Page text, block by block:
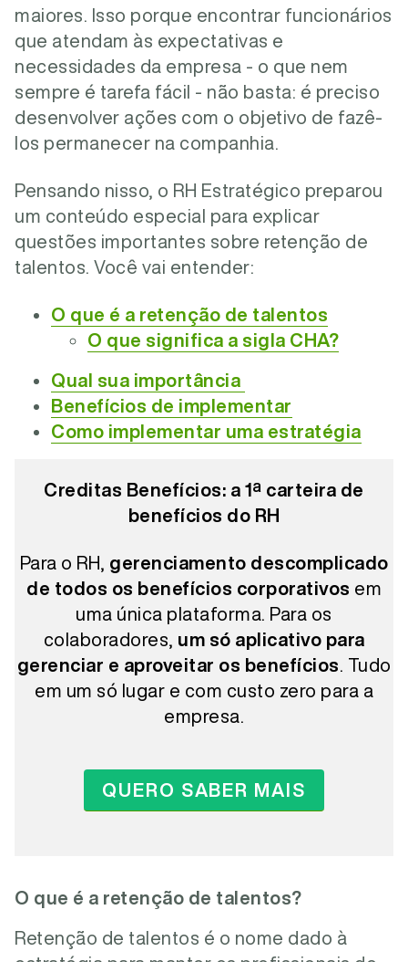
maiores. Isso porque encontrar funcionários
que atendam às expectativas e
necessidades da empresa - o que nem
sempre é tarefa fácil - não basta: é preciso
desenvolver ações com o objetivo de fazê-
los permanecer na companhia.
Pensando nisso, o RH Estratégico preparou
um conteúdo especial para explicar
questões importantes sobre retenção de
talentos. Você vai entender:
O que é a retenção de talentos
O que significa a sigla CHA?
Qual sua importância
Benefícios de implementar
Como implementar uma estratégia
Creditas Benefícios: a 1ª carteira de
benefícios do RH
Para o RH, gerenciamento descomplicado
de todos os benefícios corporativos em
uma única plataforma. Para os
colaboradores, um só aplicativo para
gerenciar e aproveitar os benefícios . Tudo
em um só lugar e com custo zero para a
empresa.
QUERO SABER MAIS
O que é a retenção de talentos?
Retenção de talentos é o nome dado à